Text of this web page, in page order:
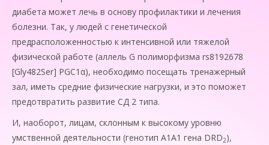
диабета может лечь в основу профилактики и лечения
болезни. Так, у людей с генетической
предрасположенностью к интенсивной или тяжелой
физической работе (аллель G полиморфизма rs8192678
[Gly482Ser] PGC1α), необходимо посещать тренажерный
зал, иметь средние физические нагрузки, и это поможет
предотвратить развитие СД 2 типа.
И, наоборот, лицам, склонным к высокому уровню
умственной деятельности (генотип A1A1 гена DRD2),